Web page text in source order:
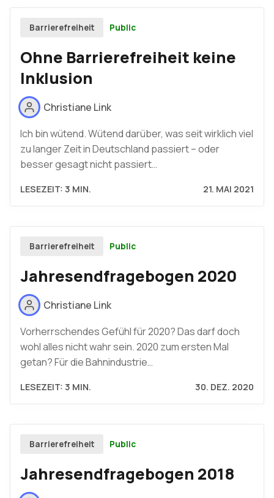
Barrierefreiheit Public
Ohne Barrierefreiheit keine
Inklusion
Christiane Link
Ich bin wütend. Wütend darüber, was seit wirklich viel
zu langer Zeit in Deutschland passiert – oder
besser gesagt nicht passiert…
LESEZEIT: 3 MIN. 21. MAI 2021
Barrierefreiheit Public
Jahresendfragebogen 2020
Christiane Link
Vorherrschendes Gefühl für 2020? Das darf doch
wohl alles nicht wahr sein. 2020 zum ersten Mal
getan? Für die Bahnindustrie…
LESEZEIT: 3 MIN. 30. DEZ. 2020
Barrierefreiheit Public
Jahresendfragebogen 2018